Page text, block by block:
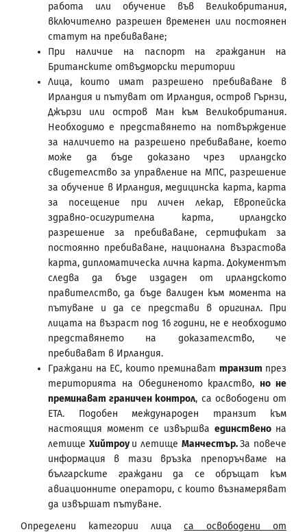
работа или обучение във Великобритания,
включително разрешен временен или постоянен
статут на пребиваване;
При наличие на паспорт на гражданин на
Британските отвъдморски територии
Лица, които имат разрешено пребиваване в
Ирландия и пътуват от Ирландия, остров Гърнзи,
Джързи или остров Ман към Великобритания.
Необходимо е представянето на потвърждение
за наличието на разрешено пребиваване, което
може да бъде доказано чрез ирландско
свидетелство за управление на МПС, разрешение
за обучение в Ирландия, медицинска карта, карта
за посещение при личен лекар, Европейска
здравно-осигурителна карта, ирландско
разрешение за пребиваване, сертификат за
постоянно пребиваване, национална възрастова
карта, дипломатическа лична карта. Документът
следва да бъде издаден от ирландското
правителство, да бъде валиден към момента на
пътуване и да се представи в оригинал. При
лицата на възраст под 16 години, не е необходимо
представянето на доказателство, че
пребивават в Ирландия.
Граждани на ЕС, които преминават транзит през
територията на Обединеното кралство,но не
преминават граничен контрол, са освободени от
ЕТА. Подобен международен транзит към
настоящия момент се извършва единствено на
летище Хийтроуи летище Манчестър.За повече
информация в тази връзка препоръчваме на
българските граждани да се обръщат към
авиационните оператори, с които възнамеряват
да извършат пътуване.
Определени категории лицаса освободени от